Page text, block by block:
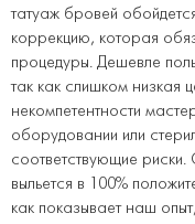
татуаж бровей
коррекцию, которая
процедуры. Дешевле
так как слишком низкая
некомпетентности
оборудовании или
соответствующие
выльется в 100%
как показывает наш